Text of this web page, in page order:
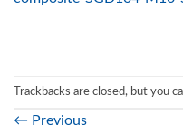
Trackbacks are closed, but you
← Previous